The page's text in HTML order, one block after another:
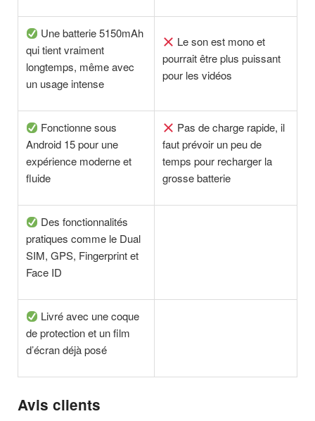
Une batterie 5150mAh
qui tient vraiment
longtemps, même avec
un usage intense
Le son est mono et
pourrait être plus puissant
pour les vidéos
Fonctionne sous
Android 15 pour une
expérience moderne et
fluide
Pas de charge rapide, il
faut prévoir un peu de
temps pour recharger la
grosse batterie
Des fonctionnalités
pratiques comme le Dual
SIM, GPS, Fingerprint et
Face ID
Livré avec une coque
de protection et un film
d’écran déjà posé
Avis clients